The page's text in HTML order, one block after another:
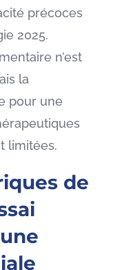
précoces
2025.
n’est
la
pour une
limitées.
de